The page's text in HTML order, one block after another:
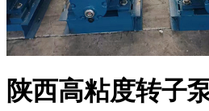
陕西高粘度转子